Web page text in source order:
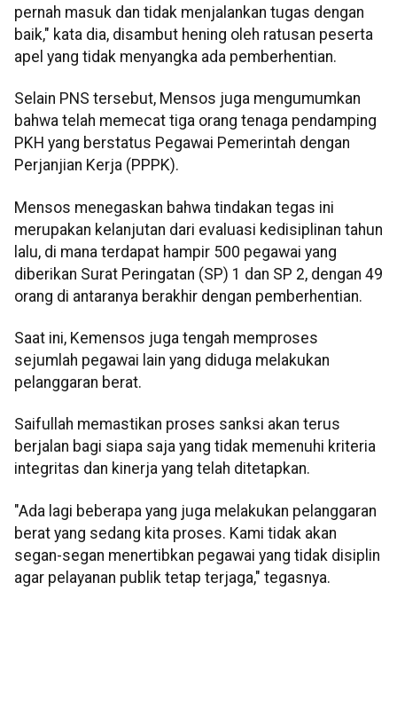
pernah masuk dan tidak menjalankan tugas dengan
baik," kata dia, disambut hening oleh ratusan peserta
apel yang tidak menyangka ada pemberhentian.
Selain PNS tersebut, Mensos juga mengumumkan
bahwa telah memecat tiga orang tenaga pendamping
PKH yang berstatus Pegawai Pemerintah dengan
Perjanjian Kerja (PPPK).
Mensos menegaskan bahwa tindakan tegas ini
merupakan kelanjutan dari evaluasi kedisiplinan tahun
lalu, di mana terdapat hampir 500 pegawai yang
diberikan Surat Peringatan (SP) 1 dan SP 2, dengan 49
orang di antaranya berakhir dengan pemberhentian.
Saat ini, Kemensos juga tengah memproses
sejumlah pegawai lain yang diduga melakukan
pelanggaran berat.
Saifullah memastikan proses sanksi akan terus
berjalan bagi siapa saja yang tidak memenuhi kriteria
integritas dan kinerja yang telah ditetapkan.
"Ada lagi beberapa yang juga melakukan pelanggaran
berat yang sedang kita proses. Kami tidak akan
segan-segan menertibkan pegawai yang tidak disiplin
agar pelayanan publik tetap terjaga," tegasnya.